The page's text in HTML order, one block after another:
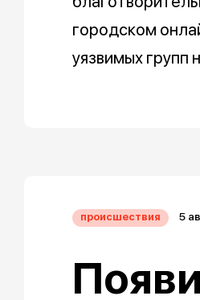
городском
уязвимых
происшествия 5